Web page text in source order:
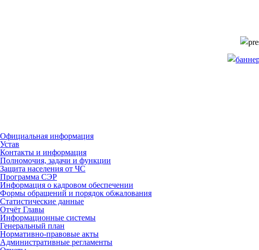
Официальная информация
Устав
Контакты и информация
Полномочия, задачи и функции
Защита населения от ЧС
Программа СЭР
Информация о кадровом обеспечении
Формы обращений и порядок обжалования
Статистические данные
Отчёт Главы
Информационные системы
Генеральный план
Нормативно-правовые акты
Административные регламенты